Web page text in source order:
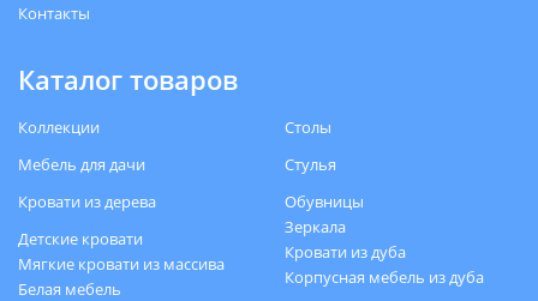
Контакты
Каталог товаров
Коллекции
Мебель для дачи
Кровати из дерева
Детские кровати
Мягкие кровати из массива
Белая мебель
Столы
Стулья
Обувницы
Зеркала
Кровати из дуба
Корпусная мебель из дуба